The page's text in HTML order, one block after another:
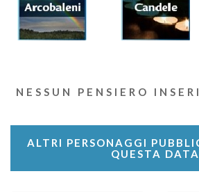
NESSUN PENSIERO
ALTRI PERSONAGGI
QUESTA DATA